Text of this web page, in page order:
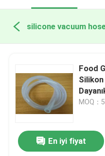
silicone vacuum
Food
Silikon
MOQ：
En iyi fiyat